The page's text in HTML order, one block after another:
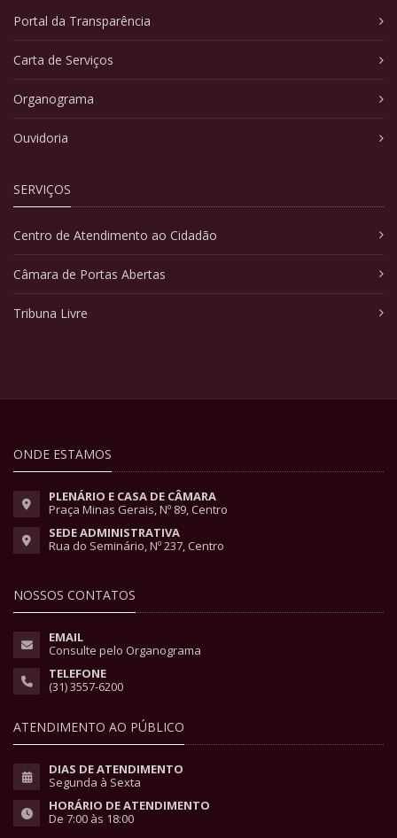
Portal da Transparência
Carta de Serviços
Organograma
Ouvidoria
SERVIÇOS
Centro de Atendimento ao Cidadão
Câmara de Portas Abertas
Tribuna Livre
ONDE ESTAMOS
PLENÁRIO E CASA DE CÂMARA
Praça Minas Gerais, Nº 89, Centro
SEDE ADMINISTRATIVA
Rua do Seminário, Nº 237, Centro
NOSSOS CONTATOS
EMAIL
Consulte pelo Organograma
TELEFONE
(31) 3557-6200
ATENDIMENTO AO PÚBLICO
DIAS DE ATENDIMENTO
Segunda à Sexta
HORÁRIO DE ATENDIMENTO
De 7:00 às 18:00